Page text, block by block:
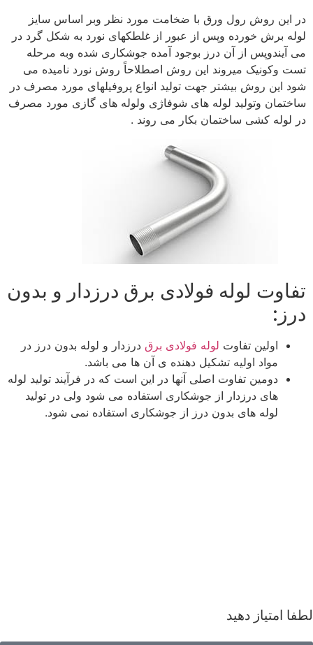
در این روش رول ورق با ضخامت مورد نظر وبر اساس سایز
لوله برش خورده وپس از عبور از غلطکهای نورد به شکل گرد در
می آیندوپس از آن درز بوجود آمده جوشکاری شده وبه مرحله
تست وکونیک میروند این روش اصطلاحاً روش نورد نامیده می
شود این روش بیشتر جهت تولید انواع پروفیلهای مورد مصرف در
ساختمان وتولید لوله های شوفاژی ولوله های گازی مورد مصرف
در لوله کشی ساختمان بکار می روند .
تفاوت لوله فولادی برق درزدار و بدون
درز:
اولین تفاوت لوله فولادی برق درزدار و لوله بدون درز در
مواد اولیه تشکیل دهنده ی آن ها می باشد.
دومین تفاوت اصلی آنها در این است که در فرآیند تولید لوله
های درزدار از جوشکاری استفاده می شود ولی در تولید
لوله های بدون درز از جوشکاری استفاده نمی شود.
لطفا امتیاز دهید